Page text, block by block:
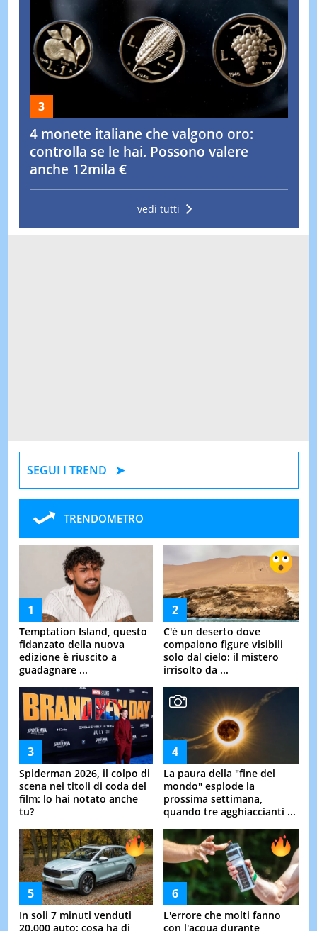
4 monete italiane che valgono oro:
controlla se le hai. Possono valere
anche 12mila €
vedi tutti
SEGUI I TREND
TRENDOMETRO
Temptation Island, questo
fidanzato della nuova
edizione è riuscito a
guadagnare ...
C'è un deserto dove
compaiono figure visibili
solo dal cielo: il mistero
irrisolto da ...
Spiderman 2026, il colpo di
scena nei titoli di coda del
film: lo hai notato anche
tu?
La paura della "fine del
mondo" esplode la
prossima settimana,
quando tre agghiaccianti ...
In soli 7 minuti venduti
20.000 auto: cosa ha di
L'errore che molti fanno
con l'acqua durante